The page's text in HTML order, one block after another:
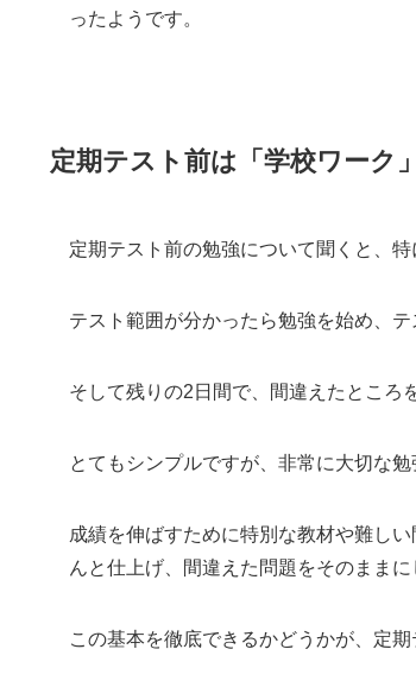
ったようです。
定期テスト前は「学校ワーク
定期テスト前の勉強について聞くと、
テスト範囲が分かったら勉強を始め、
そして残りの2日間で、間違えたところ
とてもシンプルですが、非常に大切な勉
成績を伸ばすために特別な教材や難し
んと仕上げ、間違えた問題をそのままに
この基本を徹底できるかどうかが、定